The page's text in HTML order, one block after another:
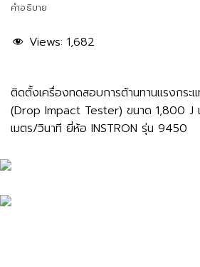
คำอธิบาย
Views: 1,682
ติดตั้งเครื่องทดสอบการต้านทานแรงกระ
(Drop Impact Tester) ขนาด 1,800 J
เมตร/วินาที ยี่ห้อ INSTRON รุ่น 9450